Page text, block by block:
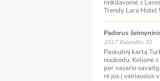
rinkdavomė s
Trendy Lara Hotel
Padorus
2017 Balandžio 30
Paskutinį kartą
nuobodu. Kelionė
per vasario
rė jus į vairiausius